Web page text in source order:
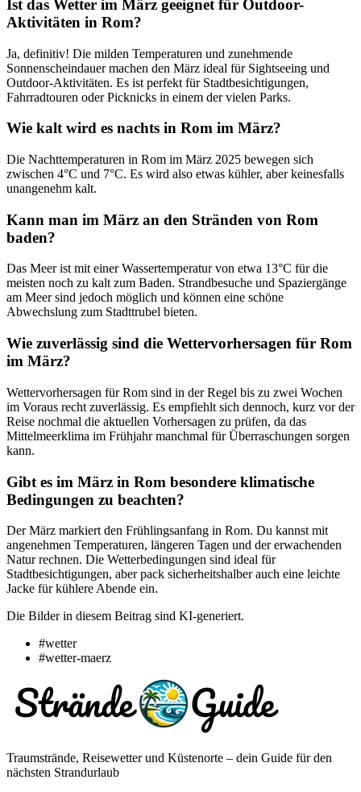
Ist das Wetter im März geeignet für Outdoor-
Aktivitäten in Rom?
Ja, definitiv! Die milden Temperaturen und zunehmende
Sonnenscheindauer machen den März ideal für Sightseeing und
Outdoor-Aktivitäten. Es ist perfekt für Stadtbesichtigungen,
Fahrradtouren oder Picknicks in einem der vielen Parks.
Wie kalt wird es nachts in Rom im März?
Die Nachttemperaturen in Rom im März 2025 bewegen sich
zwischen 4°C und 7°C. Es wird also etwas kühler, aber keinesfalls
unangenehm kalt.
Kann man im März an den Stränden von Rom
baden?
Das Meer ist mit einer Wassertemperatur von etwa 13°C für die
meisten noch zu kalt zum Baden. Strandbesuche und Spaziergänge
am Meer sind jedoch möglich und können eine schöne
Abwechslung zum Stadttrubel bieten.
Wie zuverlässig sind die Wettervorhersagen für Rom
im März?
Wettervorhersagen für Rom sind in der Regel bis zu zwei Wochen
im Voraus recht zuverlässig. Es empfiehlt sich dennoch, kurz vor der
Reise nochmal die aktuellen Vorhersagen zu prüfen, da das
Mittelmeerklima im Frühjahr manchmal für Überraschungen sorgen
kann.
Gibt es im März in Rom besondere klimatische
Bedingungen zu beachten?
Der März markiert den Frühlingsanfang in Rom. Du kannst mit
angenehmen Temperaturen, längeren Tagen und der erwachenden
Natur rechnen. Die Wetterbedingungen sind ideal für
Stadtbesichtigungen, aber pack sicherheitshalber auch eine leichte
Jacke für kühlere Abende ein.
Die Bilder in diesem Beitrag sind KI-generiert.
#wetter
#wetter-maerz
Traumstrände, Reisewetter und Küstenorte – dein Guide für den
nächsten Strandurlaub